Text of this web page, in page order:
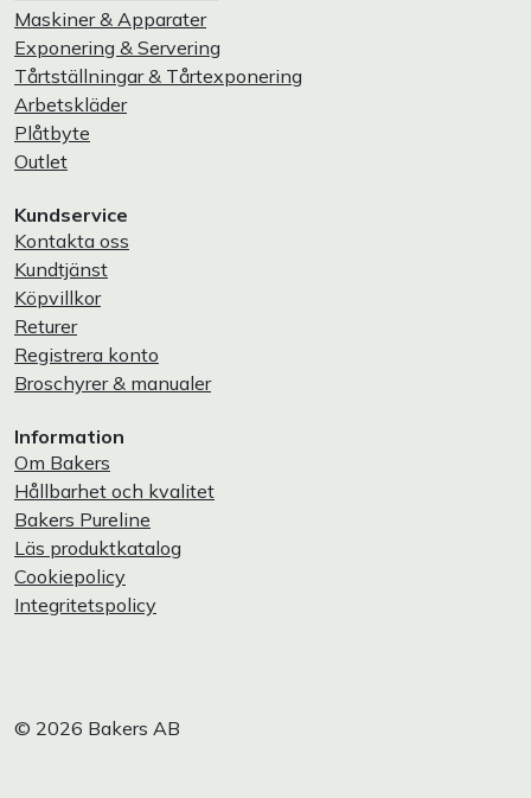
Maskiner & Apparater
Exponering & Servering
Tårtställningar & Tårtexponering
Arbetskläder
Plåtbyte
Outlet
Kundservice
Kontakta oss
Kundtjänst
Köpvillkor
Returer
Registrera konto
Broschyrer & manualer
Information
Om Bakers
Hållbarhet och kvalitet
Bakers Pureline
Läs produktkatalog
Cookiepolicy
Integritetspolicy
© 2026 Bakers AB